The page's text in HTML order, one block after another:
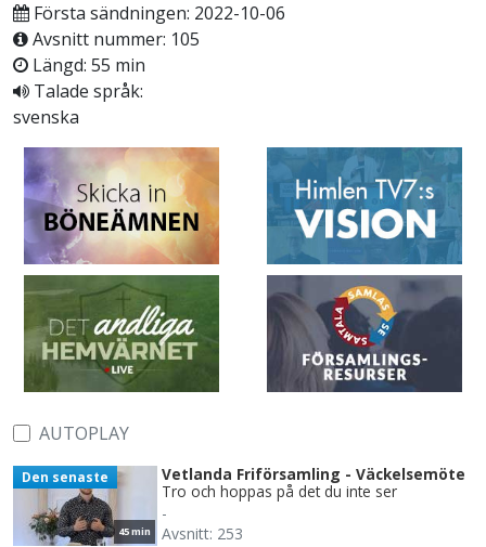
Första sändningen: 2022-10-06
Avsnitt nummer: 105
Längd: 55 min
Talade språk:
svenska
AUTOPLAY
45 min
Den senaste
Vetlanda Friförsamling - Väckelsemöte
Tro och hoppas på det du inte ser
-
Avsnitt: 253